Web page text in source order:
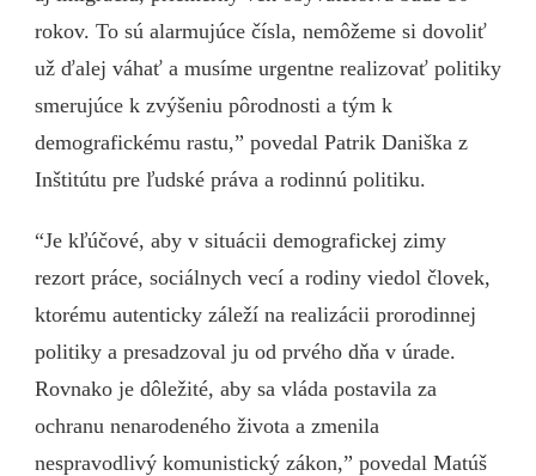
rokov. To sú alarmujúce čísla, nemôžeme si dovoliť
už ďalej váhať a musíme urgentne realizovať politiky
smerujúce k zvýšeniu pôrodnosti a tým k
demografickému rastu,” povedal Patrik Daniška z
Inštitútu pre ľudské práva a rodinnú politiku.
“Je kľúčové, aby v situácii demografickej zimy
rezort práce, sociálnych vecí a rodiny viedol človek,
ktorému autenticky záleží na realizácii prorodinnej
politiky a presadzoval ju od prvého dňa v úrade.
Rovnako je dôležité, aby sa vláda postavila za
ochranu nenarodeného života a zmenila
nespravodlivý komunistický zákon,” povedal Matúš